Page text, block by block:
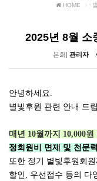
HOME
2025년 8월 소
본회| 관리자
안녕하세요.
별빛후원 관련 안내 드
매년 10월까지 10,000원
정회원비 면제 및 천문력
또한 정기 별빛후원회
할인 , 우선접수 등의 다